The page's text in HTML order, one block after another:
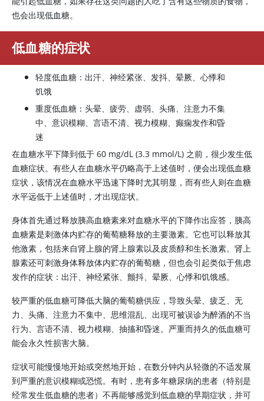
也会出现低血糖。
低血糖的症状
轻度低血糖：出汗、神经紧张、发抖、晕厥、心悸和
饥饿
重度低血糖：头晕、疲劳、虚弱、头痛、注意力不集
中、意识模糊、言语不清、视力模糊、癫痫发作和昏
迷
在血糖水平下降到低于 60 mg/dL (3.3 mmol/L) 之前，很少发生低
血糖症状。有些人在血糖水平仍略高于上述值时，便会出现低血糖
症状，该情况在血糖水平迅速下降时尤其明显，而有些人则在血糖
水平远低于上述值时，才出现症状。
身体首先通过释放胰高血糖素来对血糖水平的下降作出应答，胰高
血糖素是刺激体内贮存的葡萄糖释放的主要激素。它也可以释放其
他激素，包括来自肾上腺的肾上腺素以及皮质醇和生长激素。 肾上
腺素还可刺激身体释放体内贮存的葡萄糖，但也会引起类似于焦虑
发作的症状：出汗、神经紧张、颤抖、晕厥、心悸和饥饿感。
较严重的低血糖可降低大脑的葡萄糖供应，导致头晕、疲乏、无
力、头痛、注意力不集中、思维混乱、出现可被误诊为醉酒的不当
行为、言语不清、视力模糊、抽搐和昏迷。严重而持久的低血糖可
能会永久性损害大脑。
症状可能慢慢地开始或突然地开始，在数分钟内从轻微的不适发展
到严重的意识模糊或恐慌。有时，患有多年糖尿病的患者（特别是
经常发生低血糖的患者）不再能够感觉到低血糖的早期症状，并可